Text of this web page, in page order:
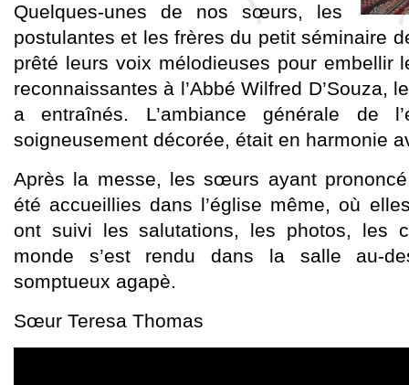
Quelques-unes de nos sœurs, les
postulantes et les frères du petit séminaire
prêté leurs voix mélodieuses pour embellir
reconnaissantes à l’Abbé Wilfred D’Souza,
a entraînés. L’ambiance générale de
soigneusement décorée, était en harmonie
Après la messe, les sœurs ayant
été accueillies dans l’église même, où
ont suivi les salutations, les photos, les
monde s’est rendu dans la salle au-
somptueux agapè.
Sœur Teresa Thomas